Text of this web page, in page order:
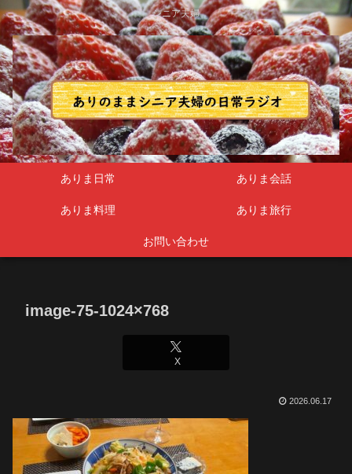
シニア夫婦
ありま日常 ありま会話
ありま料理 ありま旅行
お問い合わせ
image-75-1024×768
X
2026.06.17